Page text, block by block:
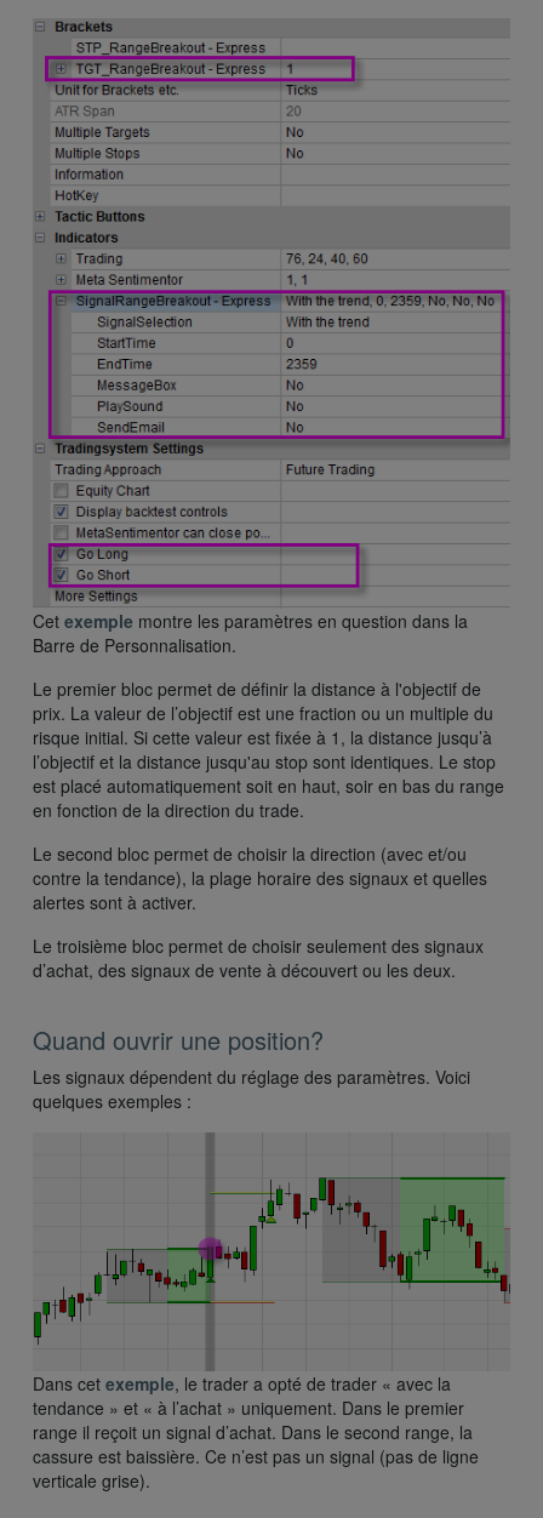
Cet exemple montre les paramètres en question dans la
Barre de Personnalisation.
Le premier bloc permet de définir la distance à l'objectif de
prix. La valeur de l’objectif est une fraction ou un multiple du
risque initial. Si cette valeur est fixée à 1, la distance jusqu’à
l’objectif et la distance jusqu'au stop sont identiques. Le stop
est placé automatiquement soit en haut, soir en bas du range
en fonction de la direction du trade.
Le second bloc permet de choisir la direction (avec et/ou
contre la tendance), la plage horaire des signaux et quelles
alertes sont à activer.
Le troisième bloc permet de choisir seulement des signaux
d’achat, des signaux de vente à découvert ou les deux.
Quand ouvrir une position?
Les signaux dépendent du réglage des paramètres. Voici
quelques exemples :
Dans cet exemple, le trader a opté de trader « avec la
tendance » et « à l’achat » uniquement. Dans le premier
range il reçoit un signal d’achat. Dans le second range, la
cassure est baissière. Ce n’est pas un signal (pas de ligne
verticale grise).